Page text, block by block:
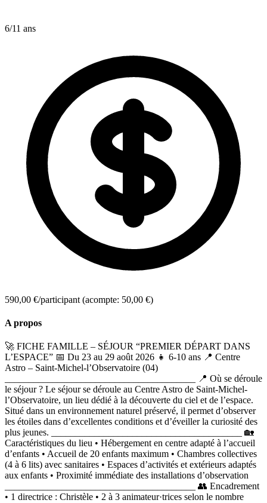
6/11 ans
590,00 €/participant (acompte: 50,00 €)
A propos
🚀 FICHE FAMILLE – SÉJOUR “PREMIER DÉPART DANS
L’ESPACE” 📅 Du 23 au 29 août 2026 👧 6-10 ans 📍 Centre
Astro – Saint-Michel-l’Observatoire (04)
________________________________________ 📍 Où se déroule
le séjour ? Le séjour se déroule au Centre Astro de Saint-Michel-
l’Observatoire, un lieu dédié à la découverte du ciel et de l’espace.
Situé dans un environnement naturel préservé, il permet d’observer
les étoiles dans d’excellentes conditions et d’éveiller la curiosité des
plus jeunes. ________________________________________ 🏡
Caractéristiques du lieu • Hébergement en centre adapté à l’accueil
d’enfants • Accueil de 20 enfants maximum • Chambres collectives
(4 à 6 lits) avec sanitaires • Espaces d’activités et extérieurs adaptés
aux enfants • Proximité immédiate des installations d’observation
________________________________________ 👥 Encadrement
• 1 directrice : Christèle • 2 à 3 animateur·trices selon le nombre